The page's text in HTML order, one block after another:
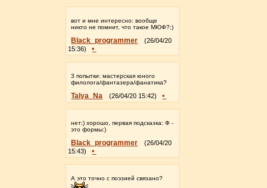
вот и мне интересно: вообще
никто не помнит, что такое МЮФ?;)
Black_programmer
(26/04/20
15:36)
•
3 попытки: мастерская юного
филолога/фантазера/фанатика?
Talya_Na (26/04/20 15:42) •
нет;) хорошо, первая подсказка: Ф -
это формы:)
Black_programmer
(26/04/20
15:43)
•
А это точно с поэзией связано?